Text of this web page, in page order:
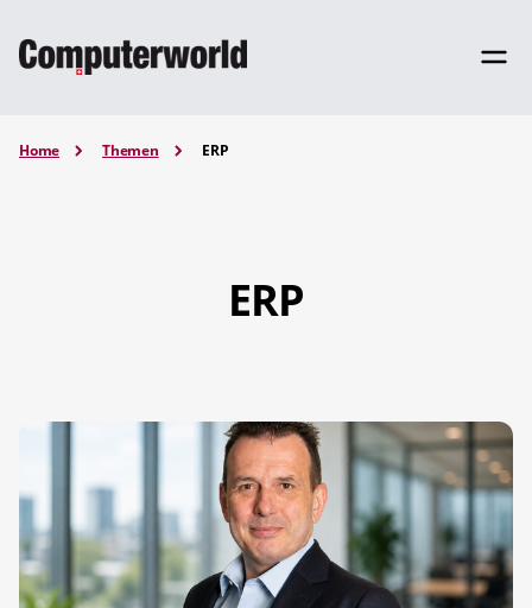
Home Themen ERP
ERP